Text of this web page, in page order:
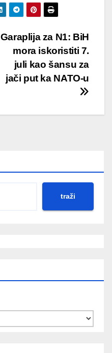
Garaplija za N1: BiH
mora iskoristiti 7.
juli kao šansu za
jači put ka NATO-u
traži